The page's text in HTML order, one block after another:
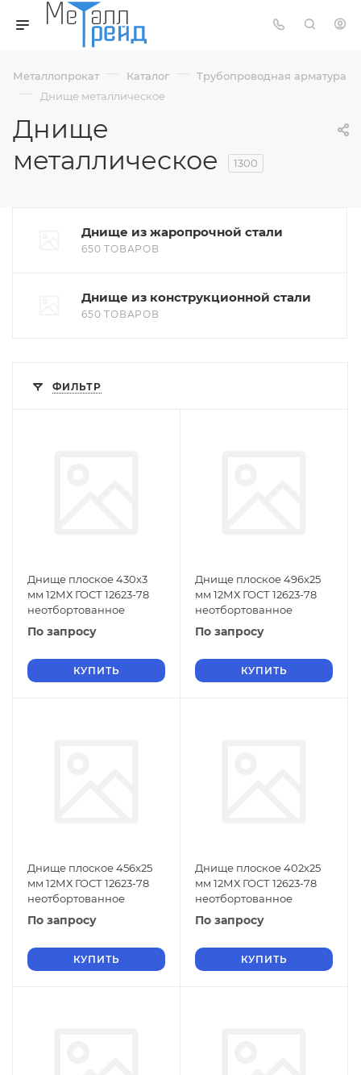
Металлопрокат — Каталог — Трубопроводная арматура
— Днище металлическое
Днище
металлическое
1300
Днище из жаропрочной стали
650 ТОВАРОВ
Днище из конструкционной стали
650 ТОВАРОВ
ФИЛЬТР
Днище плоское 430х3
мм 12МХ ГОСТ 12623-78
неотбортованное
По запросу
КУПИТЬ
Днище плоское 496х25
мм 12МХ ГОСТ 12623-78
неотбортованное
По запросу
КУПИТЬ
Днище плоское 456х25
мм 12МХ ГОСТ 12623-78
неотбортованное
По запросу
КУПИТЬ
Днище плоское 402х25
мм 12МХ ГОСТ 12623-78
неотбортованное
По запросу
КУПИТЬ